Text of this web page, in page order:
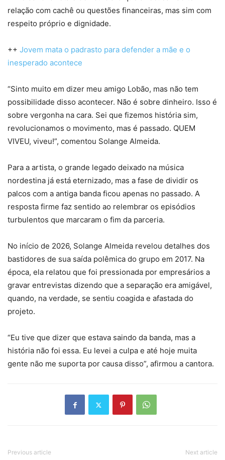
relação com cachê ou questões financeiras, mas sim com
respeito próprio e dignidade.
++ Jovem mata o padrasto para defender a mãe e o
inesperado acontece
“Sinto muito em dizer meu amigo Lobão, mas não tem
possibilidade disso acontecer. Não é sobre dinheiro. Isso é
sobre vergonha na cara. Sei que fizemos história sim,
revolucionamos o movimento, mas é passado. QUEM
VIVEU, viveu!”, comentou Solange Almeida.
Para a artista, o grande legado deixado na música
nordestina já está eternizado, mas a fase de dividir os
palcos com a antiga banda ficou apenas no passado. A
resposta firme faz sentido ao relembrar os episódios
turbulentos que marcaram o fim da parceria.
No início de 2026, Solange Almeida revelou detalhes dos
bastidores de sua saída polêmica do grupo em 2017. Na
época, ela relatou que foi pressionada por empresários a
gravar entrevistas dizendo que a separação era amigável,
quando, na verdade, se sentiu coagida e afastada do
projeto.
“Eu tive que dizer que estava saindo da banda, mas a
história não foi essa. Eu levei a culpa e até hoje muita
gente não me suporta por causa disso”, afirmou a cantora.
Previous article Next article